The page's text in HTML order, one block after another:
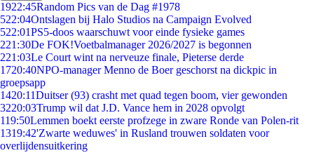
1922:45Random Pics van de Dag #1978
522:04Ontslagen bij Halo Studios na Campaign Evolved
522:01PS5-doos waarschuwt voor einde fysieke games
221:30De FOK!Voetbalmanager 2026/2027 is begonnen
221:03Le Court wint na nerveuze finale, Pieterse derde
1720:40NPO-manager Menno de Boer geschorst na dickpic in
groepsapp
1420:11Duitser (93) crasht met quad tegen boom, vier gewonden
3220:03Trump wil dat J.D. Vance hem in 2028 opvolgt
119:50Lemmen boekt eerste profzege in zware Ronde van Polen-rit
1319:42'Zwarte weduwes' in Rusland trouwen soldaten voor
overlijdensuitkering